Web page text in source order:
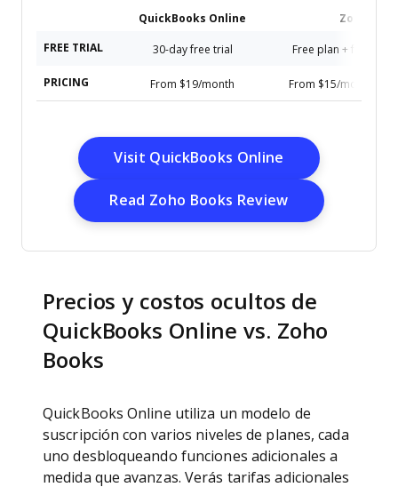
QuickBooks Online Zoho
FREE TRIAL 30-day free trial Free plan + free
PRICING From $19/month From $15/month
Visit QuickBooks Online Opens New
Read Zoho Books ReviewOpens New
Precios y costos ocultos de
QuickBooks Online vs. Zoho
Books
QuickBooks Online utiliza un modelo de
suscripción con varios niveles de planes, cada
uno desbloqueando funciones adicionales a
medida que avanzas. Verás tarifas adicionales